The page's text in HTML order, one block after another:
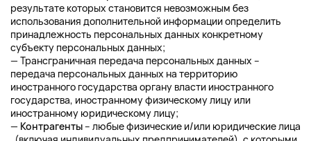
результате которых становится невозможным без
использования дополнительной информации определить
принадлежность персональных данных конкретному
субъекту персональных данных;
— Трансграничная передача персональных данных –
передача персональных данных на территорию
иностранного государства органу власти иностранного
государства, иностранному физическому лицу или
иностранному юридическому лицу;
— Контрагенты– любые физические и/или юридические лица